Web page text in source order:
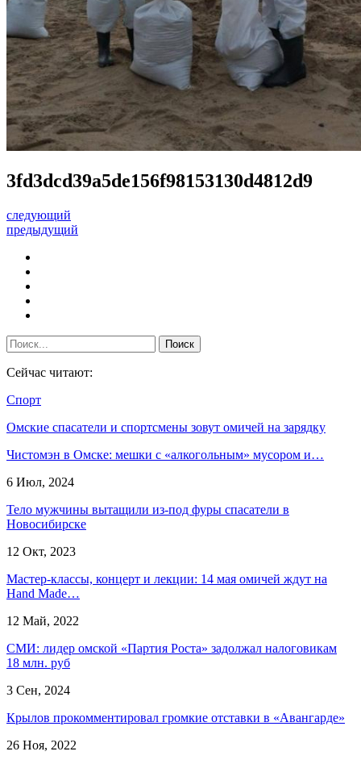
3fd3dcd39a5de156f98153130d4812d9
следующий
предыдущий
Сейчас читают:
Спорт
Омские спасатели и спортсмены зовут омичей на зарядку
Чистомэн в Омске: мешки с «алкогольным» мусором и…
6 Июл, 2024
Тело мужчины вытащили из-под фуры спасатели в
Новосибирске
12 Окт, 2023
Мастер-классы, концерт и лекции: 14 мая омичей ждут на
Hand Made…
12 Май, 2022
СМИ: лидер омской «Партия Роста» задолжал налоговикам
18 млн. руб
3 Сен, 2024
Крылов прокомментировал громкие отставки в «Авангарде»
26 Ноя, 2022